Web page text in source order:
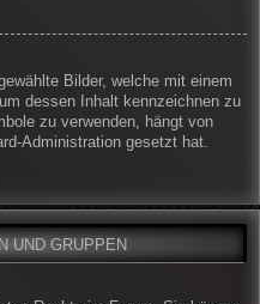
Bilder, welche mit einem
dessen Inhalt kennzeichnen zu
zu verwenden, hängt von
Administration gesetzt hat.
UND GRUPPEN